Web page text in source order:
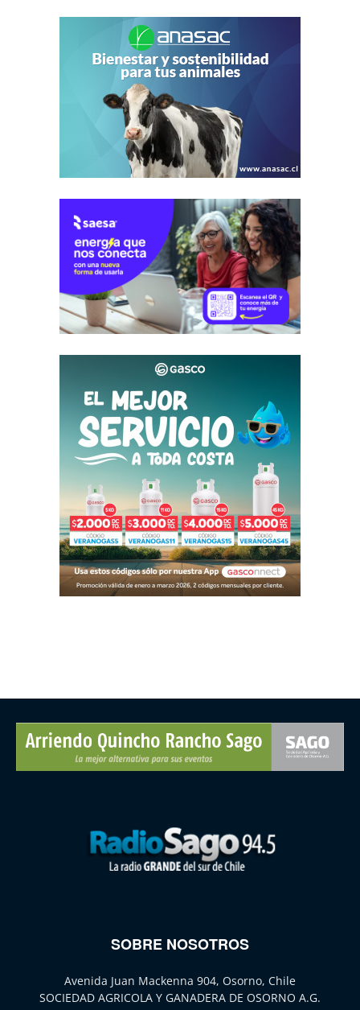
SOBRE NOSOTROS
Avenida Juan Mackenna 904, Osorno, Chile
SOCIEDAD AGRICOLA Y GANADERA DE OSORNO A.G.